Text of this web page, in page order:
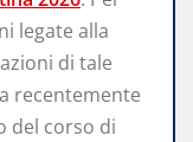
legate alla
di tale
recentemente
del corso di